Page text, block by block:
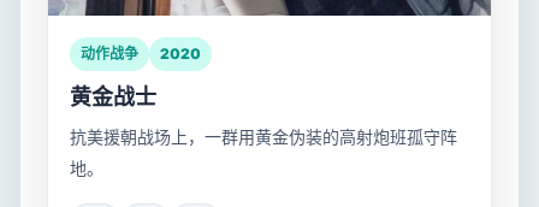
动作战争 2020
黄金战士
抗美援朝战场上，一群用黄金伪装的高射炮班孤守阵
地。